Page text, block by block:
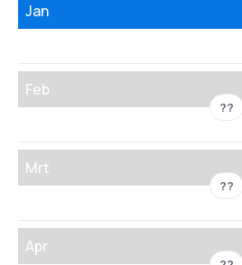
Jan
Feb
??
Mrt
??
Apr